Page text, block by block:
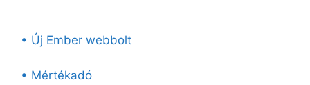
• Új Ember webbolt
• Mértékadó